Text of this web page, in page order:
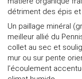
détriment des épis
Un paillage minéral
meilleur allié du
collet au sec et
mur ou sur pente
l’écoulement